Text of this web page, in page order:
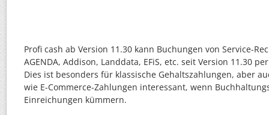
Profi cash ab Version 11.30 kann Buchungen von Service-
AGENDA, Addison, Landdata, EFiS, etc. seit Version 11.30
Dies ist besonders für klassische Gehaltszahlungen, aber
wie E-Commerce-Zahlungen interessant, wenn
Einreichungen kümmern.